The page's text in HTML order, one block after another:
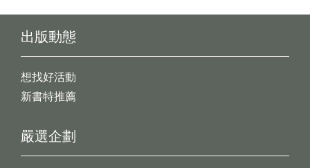
出版動態
想找好活動
新書特推薦
嚴選企劃